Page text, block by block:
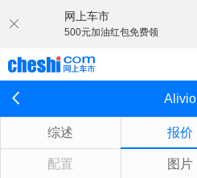
网上车市
500元加油红包免费领
Alivio
综述 报价
配置 图片